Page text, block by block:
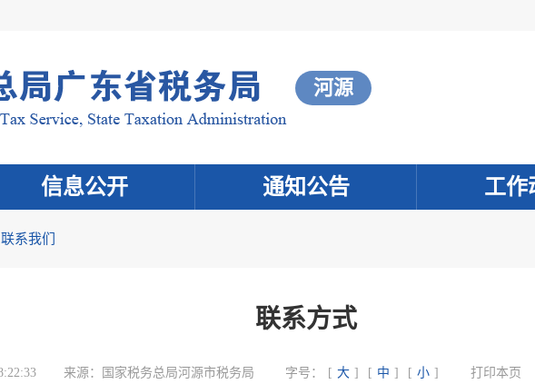
河源
信息公开 通知公告 工作
联系我们
联系方式
来源： 国家税务总局河源市税务局 字号： [ 大 ] [ 中 ] [ 小 ] 打印本页